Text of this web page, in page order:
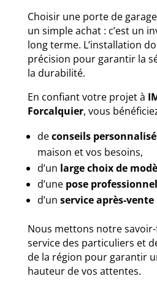
Choisir une porte de
un simple achat : c’est un
long terme. L’installation
précision pour garantir la
la durabilité.
En confiant votre projet à
Forcalquier, vous
deconseils
maison et vos besoins,
d’un large choix de
d’une pose
d’un service après-
Nous mettons notre
service des particuliers et
de la région pour garantir
hauteur de vos attentes.